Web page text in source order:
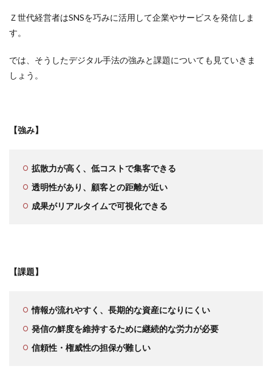
Ｚ世代経営者はSNSを巧みに活用して企業やサービスを発信しま
す。
では、そうしたデジタル手法の強みと課題についても見ていきま
しょう。
【強み】
拡散力が高く、低コストで集客できる
透明性があり、顧客との距離が近い
成果がリアルタイムで可視化できる
【課題】
情報が流れやすく、長期的な資産になりにくい
発信の鮮度を維持するために継続的な労力が必要
信頼性・権威性の担保が難しい